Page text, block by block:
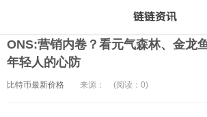
ONS:营销内卷？看元气森林、金龙
年轻人的心防
比特币最新价格 来源： (阅读：0)